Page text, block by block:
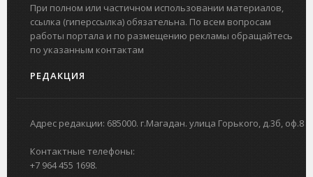
При полном или частичном использовании материалов,
ссылка (гиперссылка) обязательна. По всем вопросам
работы портала и по размещению рекламы обращайтесь
по указанным контактам
РЕДАКЦИЯ
Адрес редакции: 685000. г.Магадан. улица Горького, д.3б, оф.8
Контактные телефоны:
+7 964 455 1698.